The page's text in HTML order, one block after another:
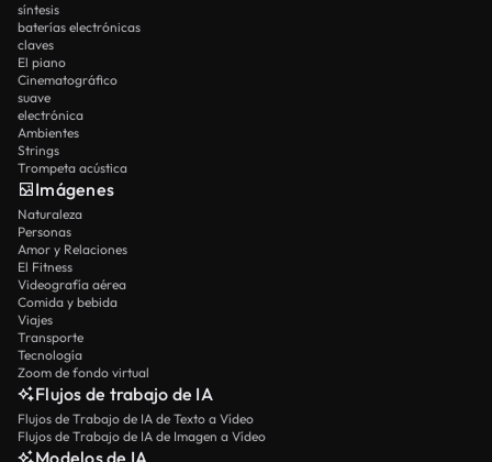
síntesis
baterías electrónicas
claves
El piano
Cinematográfico
suave
electrónica
Ambientes
Strings
Trompeta acústica
Imágenes
Naturaleza
Personas
Amor y Relaciones
El Fitness
Videografía aérea
Comida y bebida
Viajes
Transporte
Tecnología
Zoom de fondo virtual
Flujos de trabajo de IA
Flujos de Trabajo de IA de Texto a Vídeo
Flujos de Trabajo de IA de Imagen a Vídeo
Modelos de IA